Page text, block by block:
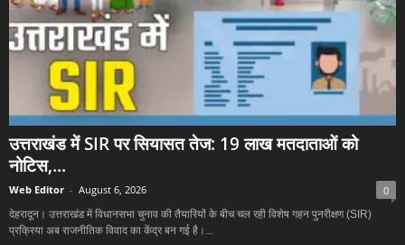
उत्तराखंड में SIR पर सियासत तेज: 19 लाख मतदाताओं को
नोटिस,...
Web Editor - August 6, 2026 0
देहरादून। उत्तराखंड में विधानसभा चुनाव की तैयारियों के बीच चल रही विशेष गहन पुनरीक्षण (SIR)
प्रक्रिया अब राजनीतिक विवाद का केंद्र बन गई है।...